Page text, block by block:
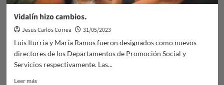
Vidalín hizo cambios.
Jesus Carlos Correa
31/05/2023
Luis Iturria y María Ramos fueron designados como nuevos
directores de los Departamentos de Promoción Social y
Servicios respectivamente. Las...
Leer másLeer